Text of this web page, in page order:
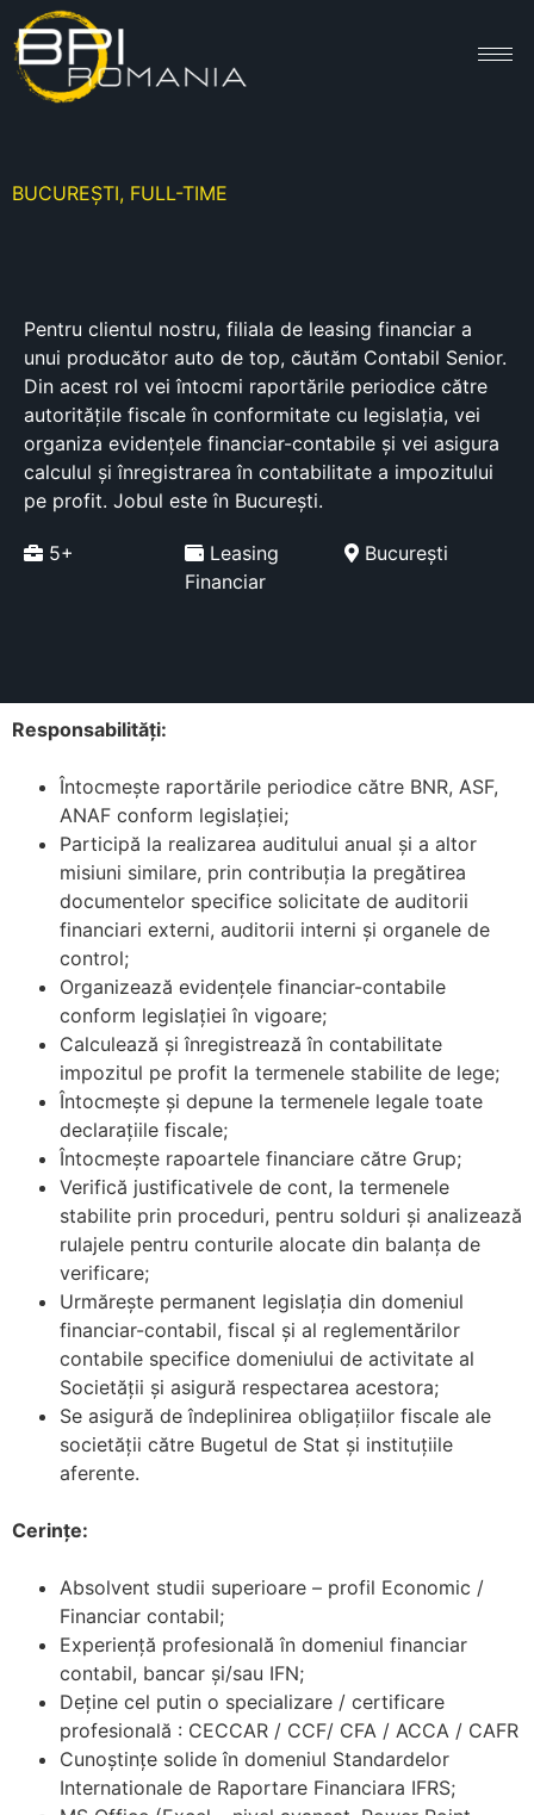
BUCUREȘTI, FULL-TIME
Pentru clientul nostru, filiala de leasing financiar a
unui producător auto de top, căutăm Contabil Senior.
Din acest rol vei întocmi raportările periodice către
autoritățile fiscale în conformitate cu legislația, vei
organiza evidențele financiar-contabile și vei asigura
calculul și înregistrarea în contabilitate a impozitului
pe profit. Jobul este în București.
5+
Leasing
Financiar
București
Responsabilități:
Întocmește raportările periodice către BNR, ASF,
ANAF conform legislației;
Participă la realizarea auditului anual și a altor
misiuni similare, prin contribuția la pregătirea
documentelor specifice solicitate de auditorii
financiari externi, auditorii interni și organele de
control;
Organizează evidențele financiar-contabile
conform legislației în vigoare;
Calculează și înregistrează în contabilitate
impozitul pe profit la termenele stabilite de lege;
Întocmește și depune la termenele legale toate
declarațiile fiscale;
Întocmește rapoartele financiare către Grup;
Verifică justificativele de cont, la termenele
stabilite prin proceduri, pentru solduri și analizează
rulajele pentru conturile alocate din balanța de
verificare;
Urmărește permanent legislația din domeniul
financiar-contabil, fiscal și al reglementărilor
contabile specifice domeniului de activitate al
Societății și asigură respectarea acestora;
Se asigură de îndeplinirea obligațiilor fiscale ale
societății către Bugetul de Stat și instituțiile
aferente.
Cerințe:
Absolvent studii superioare – profil Economic /
Financiar contabil;
Experiență profesională în domeniul financiar
contabil, bancar și/sau IFN;
Deține cel putin o specializare / certificare
profesională : CECCAR / CCF/ CFA / ACCA / CAFR
Cunoștințe solide în domeniul Standardelor
Internationale de Raportare Financiara IFRS;